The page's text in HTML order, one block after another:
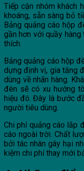
Tiếp cận nhóm khách
khoáng, sẵn sàng bỏ
Bảng quảng cáo hộp
gần hơn với quầy
thích.
Bảng quảng cáo hộp
dựng định vị, gia tăng
dùng về nhãn hàng.
đèn sẽ có xu hướng
hiệu đó. Đây là bước
người tiêu dùng.
Chi phí quảng cáo lắp
cáo ngoài trời. Chất
bởi tác nhân gây hại
kiệm chi phí thay mới